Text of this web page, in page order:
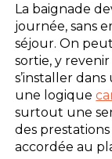
La baignade
journée, sans
séjour. On
sortie, y
s’installer
une logique
surtout une
des
accordée au